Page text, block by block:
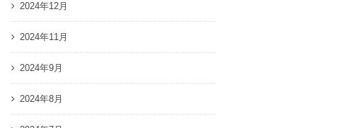
2024年12月
2024年11月
2024年9月
2024年8月